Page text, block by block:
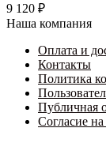
9 120 ₽
Наша компания
Оплата и
Контакты
Политика
Публичная
Согласие